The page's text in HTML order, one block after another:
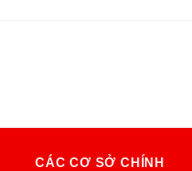
CÁC CƠ SỞ CHÍNH